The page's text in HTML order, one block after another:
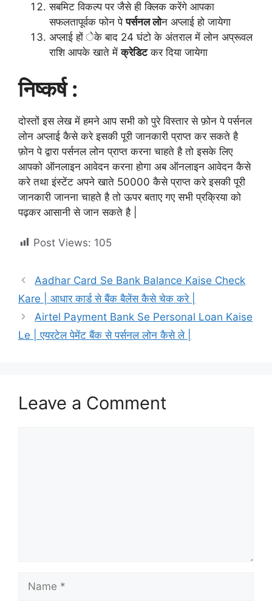
सबमिट विकल्प पर जैसे ही क्लिक करेंगे आपका
सफलतापूर्वक फोन पेपर्सनल लोन अप्लाई हो जायेगा
अप्लाई हों ेके बाद 24 घंटो के अंतराल में लोन अप्रूवल
राशि आपके खाते मेंक्रेडिटकर दिया जायेगा
निष्कर्ष :
दोस्तों इस लेख में हमने आप सभी को पुरे विस्तार से फ़ोन पे पर्सनल
लोन अप्लाई कैसे करे इसकी पूरी जानकारी प्राप्त कर सकते है
फ़ोन पे द्वारा पर्सनल लोन प्राप्त करना चाहते है तो इसके लिए
आपको ऑनलाइन आवेदन करना होगा अब ऑनलाइन आवेदन कैसे
करे तथा इंस्टेंट अपने खाते 50000 कैसे प्राप्त करे इसकी पूरी
जानकारी जानना चाहते है तो ऊपर बताए गए सभी प्रक्रिया को
पढ़कर आसानी से जान सकते है |
Post Views: 105
Aadhar Card Se Bank Balance Kaise Check
Kare | आधार कार्ड से बैंक बैलेंस कैसे चेक करे |
Airtel Payment Bank Se Personal Loan Kaise
Le | एयरटेल पेमेंट बैंक से पर्सनल लोन कैसे ले |
Leave a Comment
Name